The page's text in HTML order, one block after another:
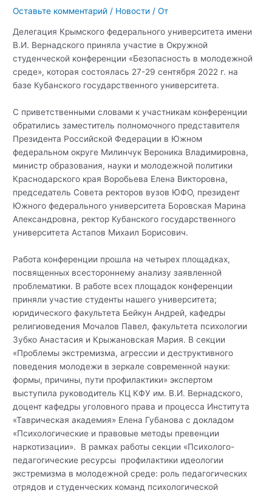
Оставьте комментарий / Новости / От
Делегация Крымского федерального университета имени
В.И. Вернадского приняла участие в Окружной
студенческой конференции «Безопасность в молодежной
среде», которая состоялась 27-29 сентября 2022 г. на
базе Кубанского государственного университета.
С приветственными словами к участникам конференции
обратились заместитель полномочного представителя
Президента Российской Федерации в Южном
федеральном округе Милинчук Вероника Владимировна,
министр образования, науки и молодежной политики
Краснодарского края Воробьева Елена Викторовна,
председатель Совета ректоров вузов ЮФО, президент
Южного федерального университета Боровская Марина
Александровна, ректор Кубанского государственного
университета Астапов Михаил Борисович.
Работа конференции прошла на четырех площадках,
посвященных всестороннему анализу заявленной
проблематики. В работе всех площадок конференции
приняли участие студенты нашего университета;
юридического факультета Бейкун Андрей, кафедры
религиоведения Мочалов Павел, факультета психологии
Зубко Анастасия и Крыжановская Мария. В секции
«Проблемы экстремизма, агрессии и деструктивного
поведения молодежи в зеркале современной науки:
формы, причины, пути профилактики» экспертом
выступила руководитель КЦ КФУ им. В.И. Вернадского,
доцент кафедры уголовного права и процесса Института
«Таврическая академия» Елена Губанова с докладом
«Психологические и правовые методы превенции
наркотизации». В рамках работы секции «Психолого-
педагогические ресурсы профилактики идеологии
экстремизма в молодежной среде: роль педагогических
отрядов и студенческих команд психологической